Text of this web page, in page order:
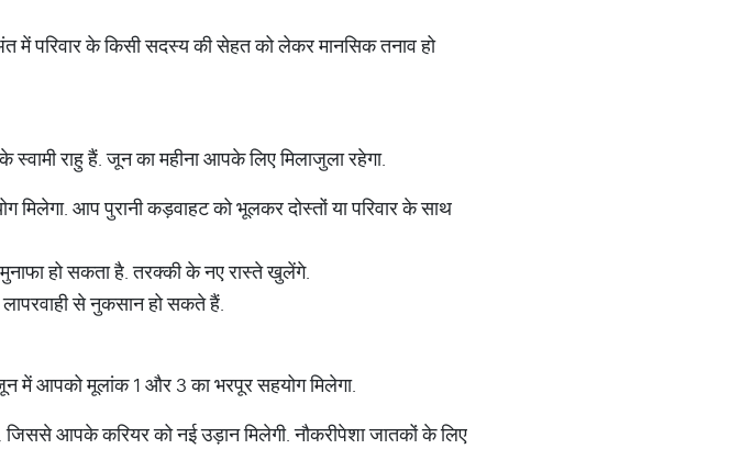
में परिवार के किसी सदस्य की सेहत को लेकर मानसिक तनाव हो
राहु हैं. जून का महीना आपके लिए मिलाजुला रहेगा.
आप पुरानी कड़वाहट को भूलकर दोस्तों या परिवार के साथ
मुनाफा हो सकता है. तरक्की के नए रास्ते खुलेंगे.
लापरवाही से नुकसान हो सकते हैं.
में आपको मूलांक 1 और 3 का भरपूर सहयोग मिलेगा.
जिससे आपके करियर को नई उड़ान मिलेगी. नौकरीपेशा जातकों के लिए